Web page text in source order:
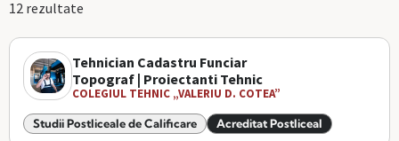
12 rezultate
Tehnician Cadastru Funciar
Topograf | Proiectanti Tehnic
COLEGIUL TEHNIC „VALERIU D. COTEA”
Studii Postliceale de Calificare Acreditat Postliceal